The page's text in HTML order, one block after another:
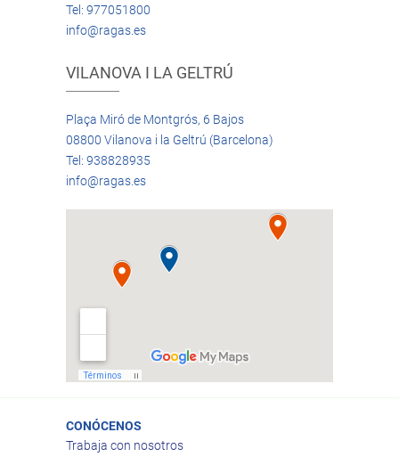
Tel: 977051800
info@ragas.es
VILANOVA I LA GELTRÚ
Plaça Miró de Montgrós, 6 Bajos
08800 Vilanova i la Geltrú (Barcelona)
Tel: 938828935
info@ragas.es
CONÓCENOS
Trabaja con nosotros